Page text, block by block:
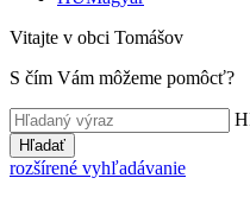
Vitajte v obci Tomášov
S čím Vám môžeme pomôcť?
Hľadať
rozšírené vyhľadávanie